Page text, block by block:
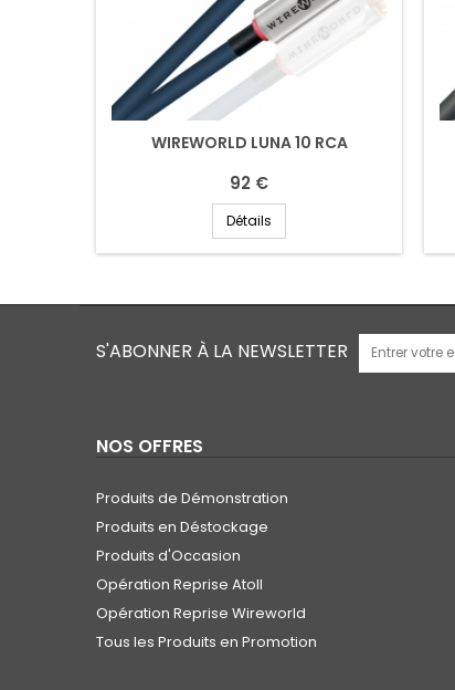
WIREWORLD LUNA 10 RCA
92 €
Détails
S'ABONNER À LA NEWSLETTER
NOS OFFRES
Produits de Démonstration
Produits en Déstockage
Produits d'Occasion
Opération Reprise Atoll
Opération Reprise Wireworld
Tous les Produits en Promotion